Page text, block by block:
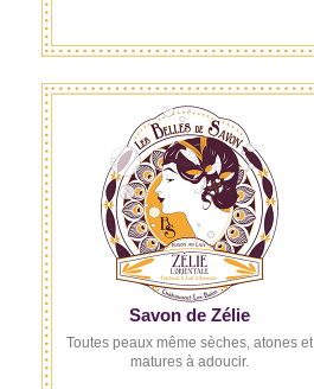
Savon de Zélie
Toutes peaux même sèches, atones et
matures à adoucir.